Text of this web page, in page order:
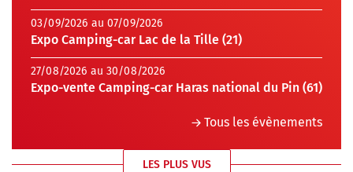
03/09/2026 au 07/09/2026
Expo Camping-car Lac de la Tille (21)
27/08/2026 au 30/08/2026
Expo-vente Camping-car Haras national du Pin (61)
Tous les évènements
LES PLUS VUS